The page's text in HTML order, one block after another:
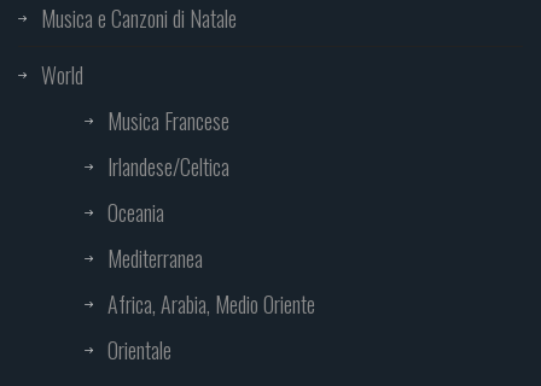
Musica e Canzoni di Natale
World
Musica Francese
Irlandese/Celtica
Oceania
Mediterranea
Africa, Arabia, Medio Oriente
Orientale